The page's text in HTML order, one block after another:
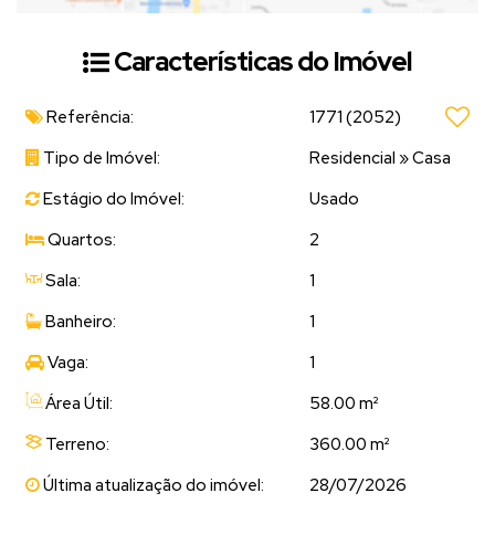
Características do Imóvel
Referência: 1771 (2052)
Tipo de Imóvel:
Residencial »Casa
Estágio do Imóvel:
Usado
Quartos:
2
Sala:
1
Banheiro:
1
Vaga:
1
Área Útil:
58.00 m²
Terreno:
360.00 m²
Última atualização do imóvel:
28/07/2026